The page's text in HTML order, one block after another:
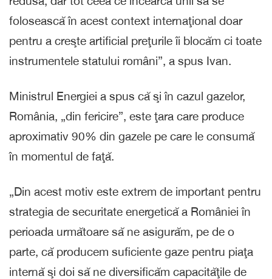
folosească în acest context internaţional doar
pentru a creşte artificial preţurile îi blocăm ci toate
instrumentele statului români”, a spus Ivan.
Ministrul Energiei a spus că şi în cazul gazelor,
România, „din fericire”, este ţara care produce
aproximativ 90% din gazele pe care le consumă
în momentul de faţă.
„Din acest motiv este extrem de important pentru
strategia de securitate energetică a României în
perioada următoare să ne asigurăm, pe de o
parte, că producem suficiente gaze pentru piaţa
internă şi doi să ne diversificăm capacităţile de